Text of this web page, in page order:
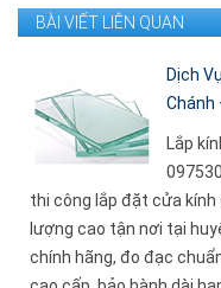
BÀI VIẾT LIÊN QUAN
Dịch
Chánh
Lắp
thi công lắp đặt cửa
lượng cao tận nơi tại
chính hãng, đo đạc